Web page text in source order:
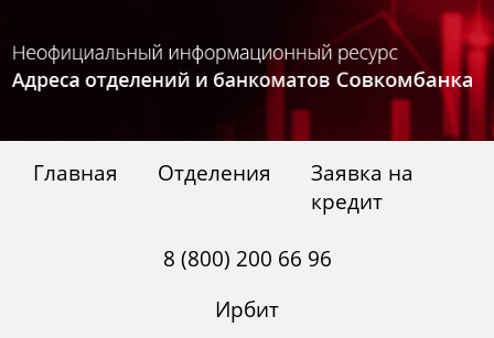
Главная Отделения
Заявка на
кредит
8 (800) 200 66 96
Ирбит